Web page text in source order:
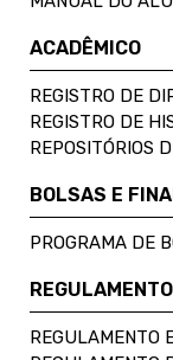
ACADÊMICO
REGISTRO DE
REGISTRO DE
REPOSITÓRIOS
BOLSAS E
PROGRAMA DE
REGULAMENTO